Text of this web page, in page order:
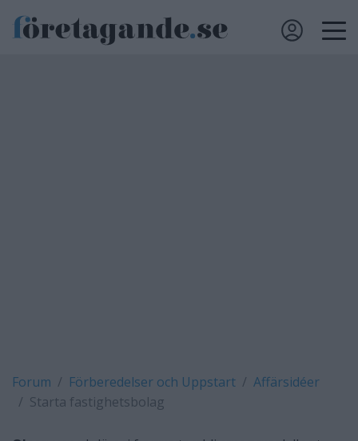
Forum Förberedelser och Uppstart
Affärsidéer
Starta fastighetsbolag